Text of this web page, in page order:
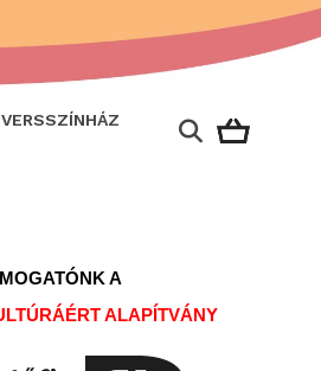
VERSSZÍNHÁZ
A
ALAPÍTVÁNY